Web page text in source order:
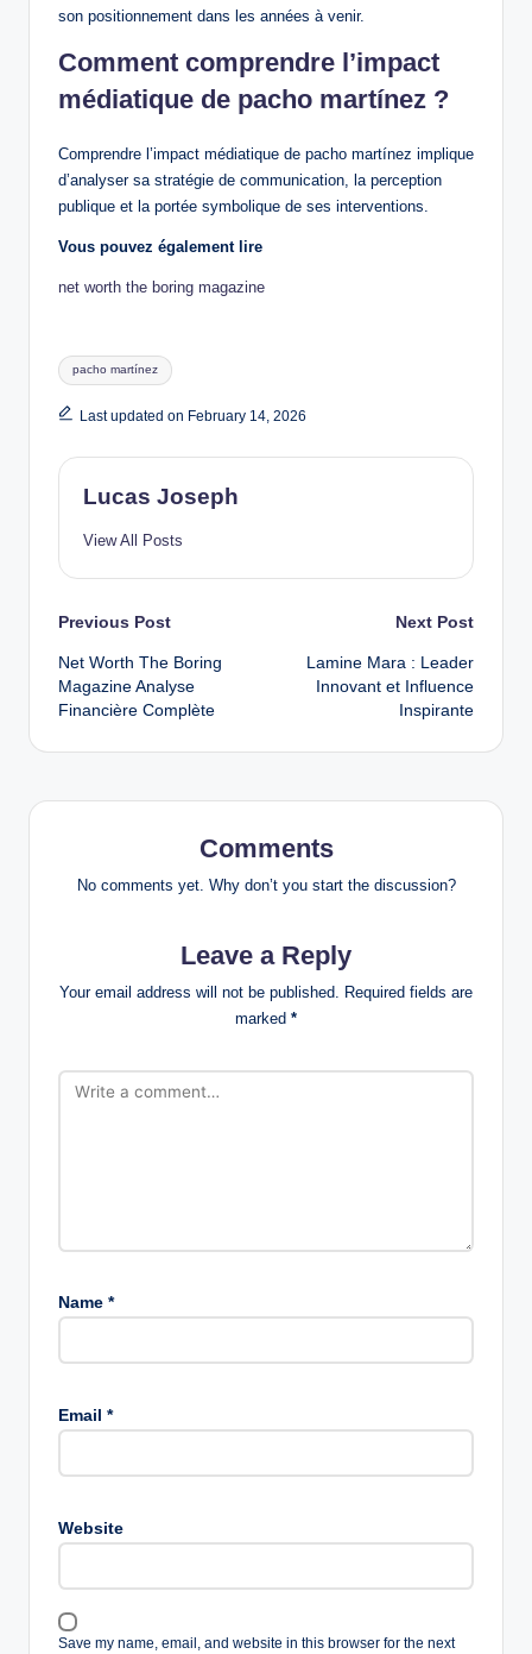
son positionnement dans les années à venir.
Comment comprendre l’impact
médiatique de pacho martínez ?
Comprendre l’impact médiatique de pacho martínez implique
d’analyser sa stratégie de communication, la perception
publique et la portée symbolique de ses interventions.
Vous pouvez également lire
net worth the boring magazine
Tags:
pacho martínez
Last updated on February 14, 2026
Lucas Joseph
View All Posts
Post
navigation
Previous Post
Net Worth The Boring
Magazine Analyse
Financière Complète
Next Post
Lamine Mara : Leader
Innovant et Influence
Inspirante
Comments
No comments yet. Why don’t you start the discussion?
Leave a Reply
Your email address will not be published. Required fields are
marked *
Name *
Email *
Website
Save my name, email, and website in this browser for the next